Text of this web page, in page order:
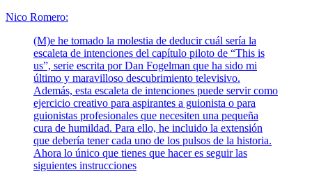
Nico Romero:
(M)e he tomado la molestia de deducir cuál sería la
escaleta de intenciones del capítulo piloto de “This is
us”, serie escrita por Dan Fogelman que ha sido mi
último y maravilloso descubrimiento televisivo.
Además, esta escaleta de intenciones puede servir como
ejercicio creativo para aspirantes a guionista o para
guionistas profesionales que necesiten una pequeña
cura de humildad. Para ello, he incluido la extensión
que debería tener cada uno de los pulsos de la historia.
Ahora lo único que tienes que hacer es seguir las
siguientes instrucciones